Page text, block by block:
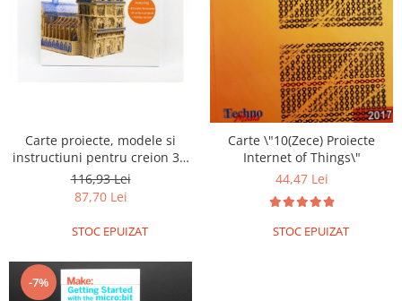
Sticker
Componente
Butoane, Tastaturi
LED
Microcontrollere AVR
PCB - Placute Circuit
Rezistoare
Creion 3D 3Doodler
Imprimante 3D
Carte proiecte, modele si
instructiuni pentru creion 3D
3Doodler
116,93 Lei
87,70 Lei
STOC EPUIZAT
Carte \"10(Zece) Proiecte
Internet of Things\"
44,47 Lei
STOC EPUIZAT
-7%